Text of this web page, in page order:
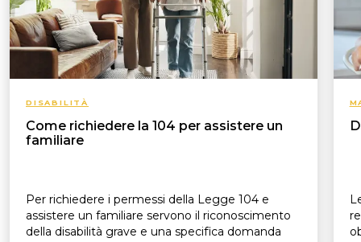
DISABILITÀ
Come richiedere la 104 per assistere un
familiare
Per richiedere i permessi della Legge 104 e
assistere un familiare servono il riconoscimento
della disabilità grave e una specifica domanda